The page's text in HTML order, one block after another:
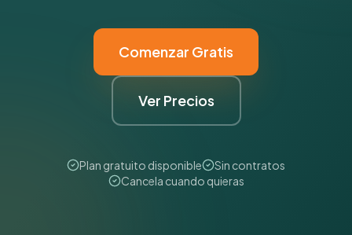
Comenzar Gratis
Ver Precios
Plan gratuito disponible
Sin contratos
Cancela cuando quieras